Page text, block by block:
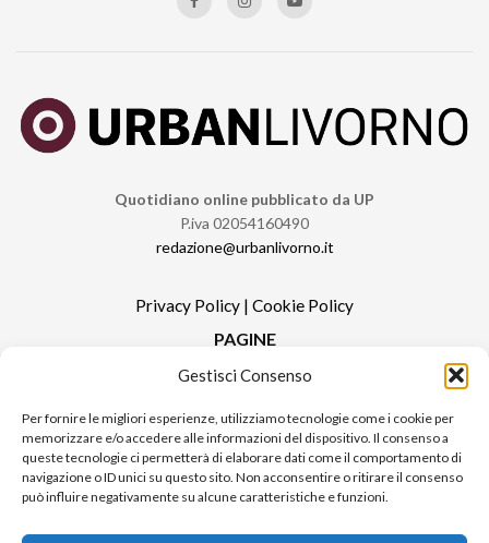
Gestisci Consenso
Per fornire le migliori esperienze, utilizziamo tecnologie come i cookie per
memorizzare e/o accedere alle informazioni del dispositivo. Il consenso a
queste tecnologie ci permetterà di elaborare dati come il comportamento di
navigazione o ID unici su questo sito. Non acconsentire o ritirare il consenso
può influire negativamente su alcune caratteristiche e funzioni.
Quotidiano online pubblicato da UP
P.iva 02054160490
redazione@urbanlivorno.it
Privacy Policy | Cookie Policy
PAGINE
Redazione
Contatti
Pubblicità
Sitemap
RUBRICHE